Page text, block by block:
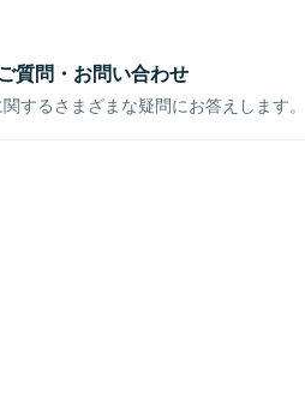
質問・お問い合わせ
するさまざまな疑問にお答えします。